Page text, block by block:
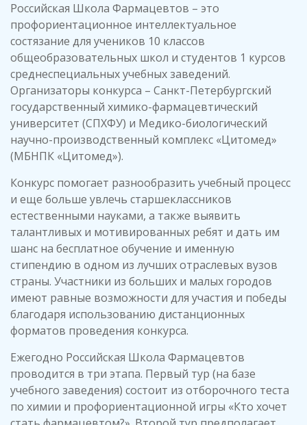
Российская Школа Фармацевтов – это
профориентационное интеллектуальное
состязание для учеников 10 классов
общеобразовательных школ и студентов 1 курсов
среднеспециальных учебных заведений.
Организаторы конкурса – Санкт-Петербургский
государственный химико-фармацевтический
университет (СПХФУ) и Медико-биологический
научно-производственный комплекс «Цитомед»
(МБНПК «Цитомед»).
Конкурс помогает разнообразить учебный процесс
и еще больше увлечь старшеклассников
естественными науками, а также выявить
талантливых и мотивированных ребят и дать им
шанс на бесплатное обучение и именную
стипендию в одном из лучших отраслевых вузов
страны. Участники из больших и малых городов
имеют равные возможности для участия и победы
благодаря использованию дистанционных
форматов проведения конкурса.
Ежегодно Российская Школа Фармацевтов
проводится в три этапа. Первый тур (на базе
учебного заведения) состоит из отборочного теста
по химии и профориентационной игры «Кто хочет